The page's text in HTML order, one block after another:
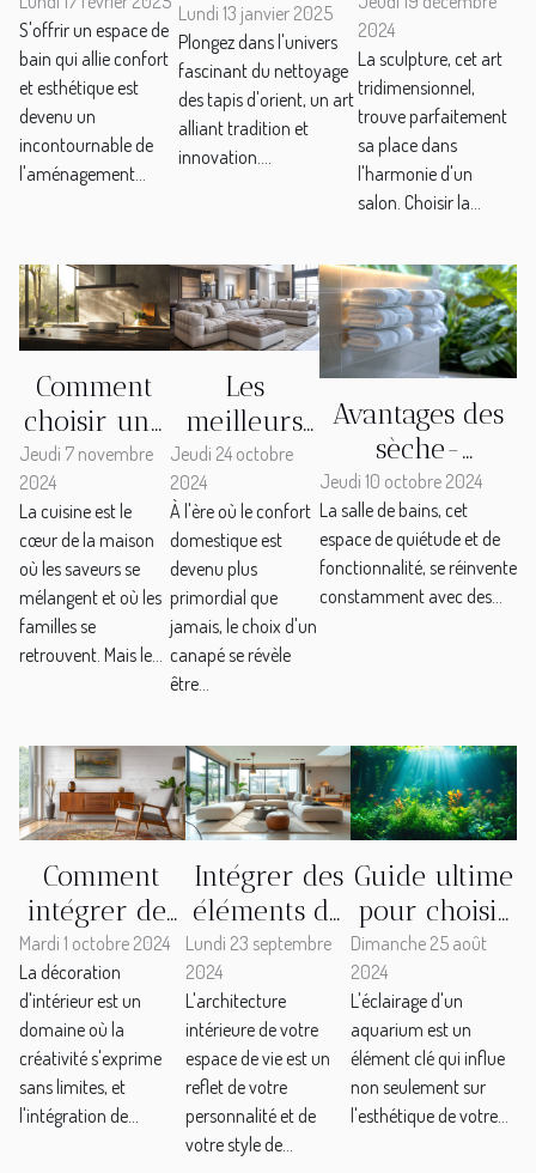
rideaux de
douche
pour
moderniser
votre bain
S'offrir un espace de
bain qui allie confort
et esthétique est
devenu un
incontournable de
l'aménagement...
et modernes
pour le
nettoyage de
tapis d'orient
Lundi 13 janvier 2025
Plongez dans l'univers
fascinant du nettoyage
des tapis d'orient, un art
alliant tradition et
innovation....
parfaite
pour votre
salon
2024
La sculpture, cet art
tridimensionnel,
trouve parfaitement
sa place dans
l'harmonie d'un
salon. Choisir la...
Comment
choisir une
hotte de
cuisine
silencieuse
pour
améliorer
votre
confort
Jeudi 7 novembre
2024
La cuisine est le
cœur de la maison
où les saveurs se
mélangent et où les
familles se
retrouvent. Mais le...
Les
meilleurs
types de
canapés
pour un
confort
optimal
Jeudi 24 octobre
2024
À l'ère où le confort
domestique est
devenu plus
primordial que
jamais, le choix d'un
canapé se révèle
être...
Avantages des
sèche-
serviettes
électriques
dans les salles
de bains
Jeudi 10 octobre 2024
La salle de bains, cet
espace de quiétude et de
fonctionnalité, se réinvente
constamment avec des...
Comment
intégrer des
meubles
vintage dans
une
décoration
moderne
Mardi 1 octobre 2024
La décoration
d'intérieur est un
domaine où la
créativité s'exprime
sans limites, et
l'intégration de...
Intégrer des
éléments de
design
moderne
lors de la
refonte de
l'intérieur de
votre
appartement
Lundi 23 septembre
2024
L'architecture
intérieure de votre
espace de vie est un
reflet de votre
personnalité et de
votre style de...
Guide ultime
pour choisir
l'éclairage
idéal pour
votre
aquarium
Dimanche 25 août
2024
L'éclairage d'un
aquarium est un
élément clé qui influe
non seulement sur
l'esthétique de votre...